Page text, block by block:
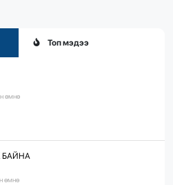
Топ мэдээ
өмнө
өмнө